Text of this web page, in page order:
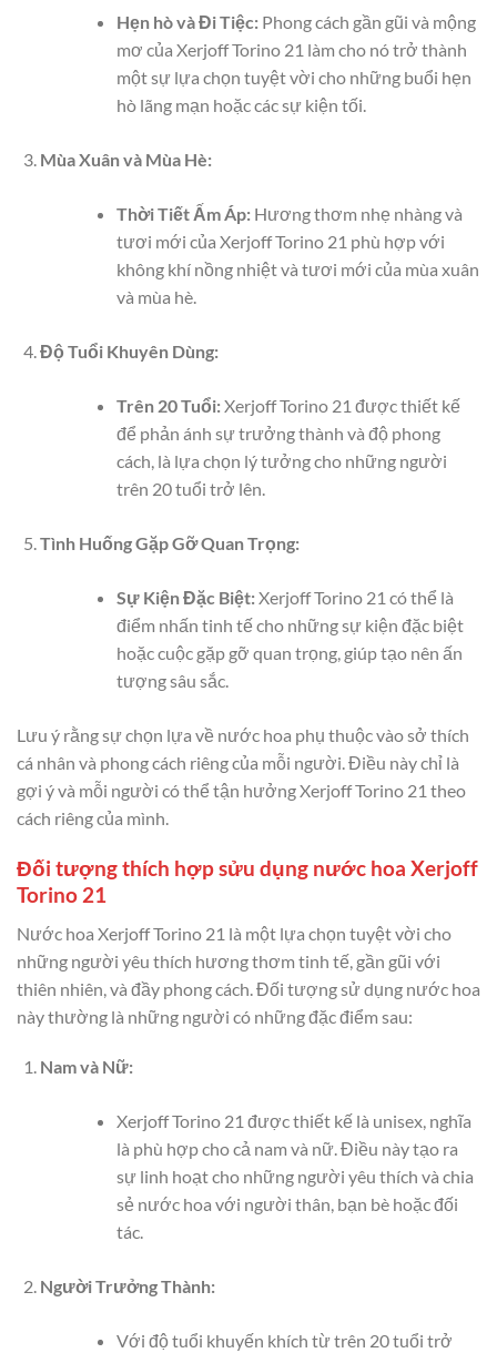
Hẹn hò và Đi Tiệc:Phong cách gần gũi và mộng
mơ của Xerjoff Torino 21 làm cho nó trở thành
một sự lựa chọn tuyệt vời cho những buổi hẹn
hò lãng mạn hoặc các sự kiện tối.
Mùa Xuân và Mùa Hè:
Thời Tiết Ấm Áp:Hương thơm nhẹ nhàng và
tươi mới của Xerjoff Torino 21 phù hợp với
không khí nồng nhiệt và tươi mới của mùa xuân
và mùa hè.
Độ Tuổi Khuyên Dùng:
Trên 20 Tuổi:Xerjoff Torino 21 được thiết kế
để phản ánh sự trưởng thành và độ phong
cách, là lựa chọn lý tưởng cho những người
trên 20 tuổi trở lên.
Tình Huống Gặp Gỡ Quan Trọng:
Sự Kiện Đặc Biệt:Xerjoff Torino 21 có thể là
điểm nhấn tinh tế cho những sự kiện đặc biệt
hoặc cuộc gặp gỡ quan trọng, giúp tạo nên ấn
tượng sâu sắc.
Lưu ý rằng sự chọn lựa về nước hoa phụ thuộc vào sở thích
cá nhân và phong cách riêng của mỗi người. Điều này chỉ là
gợi ý và mỗi người có thể tận hưởng Xerjoff Torino 21 theo
cách riêng của mình.
Đối tượng thích hợp sửu dụng nước hoa Xerjoff
Torino 21
Nước hoa Xerjoff Torino 21 là một lựa chọn tuyệt vời cho
những người yêu thích hương thơm tinh tế, gần gũi với
thiên nhiên, và đầy phong cách. Đối tượng sử dụng nước hoa
này thường là những người có những đặc điểm sau:
Nam và Nữ:
Xerjoff Torino 21 được thiết kế là unisex, nghĩa
là phù hợp cho cả nam và nữ. Điều này tạo ra
sự linh hoạt cho những người yêu thích và chia
sẻ nước hoa với người thân, bạn bè hoặc đối
tác.
Người Trưởng Thành:
Với độ tuổi khuyến khích từ trên 20 tuổi trở